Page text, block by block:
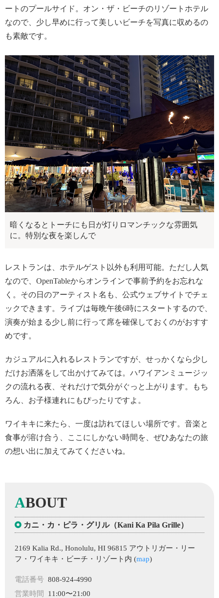
ートのプールサイド。オン・ザ・ビーチのリゾートホテル
なので、少し早めに行って美しいビーチを写真に収めるの
も素敵です。
暗くなるとトーチにも日が灯りロマンチックな雰囲気
に。特別な夜を楽しんで
レストランは、ホテルゲスト以外も利用可能。ただし人気
なので、OpenTableからオンラインで事前予約をお忘れな
く。その日のアーティスト名も、公式ウェブサイトでチェ
ックできます。ライブは毎晩午後6時にスタートするので、
演奏が始まる少し前に行って席を確保しておくのがおすす
めです。
カジュアルに入れるレストランですが、せっかくなら少し
だけお洒落をして出かけてみては。ハワイアンミュージッ
クの流れる夜、それだけで気分がぐっと上がります。もち
ろん、お子様連れにもぴったりですよ。
ワイキキに来たら、一度は訪れてほしい場所です。音楽と
食事が溶け合う、ここにしかない時間を、ぜひあなたの旅
の想い出に加えてみてくださいね。
ABOUT
カニ・カ・ピラ・グリル（Kani Ka Pila Grille）
2169 Kalia Rd., Honolulu, HI 96815 アウトリガー・リー
フ・ワイキキ・ビーチ・リゾート内 (map)
電話番号 808-924-4990
営業時間
11:00〜21:00